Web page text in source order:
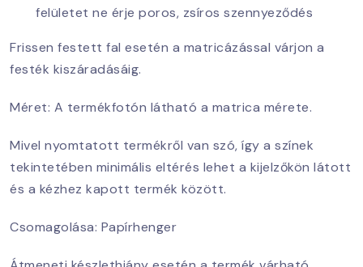
felületet ne érje poros, zsíros szennyeződés
Frissen festett fal esetén a matricázással várjon a
festék kiszáradásáig.
Méret: A termékfotón látható a matrica mérete.
Mivel nyomtatott termékről van szó, így a színek
tekintetében minimális eltérés lehet a kijelzőkön látott
és a kézhez kapott termék között.
Csomagolása: Papírhenger